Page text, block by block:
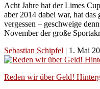
Acht Jahre hat der Limes
aber 2014 dabei war, hat
vergessen – geschweige
November der große
Sebastian Schipfel | 1. Mai
Reden wir über Geld!